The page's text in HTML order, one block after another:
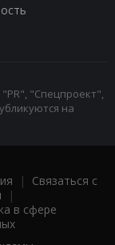
"Спецпроект",
на
| Связаться с
|
в сфере